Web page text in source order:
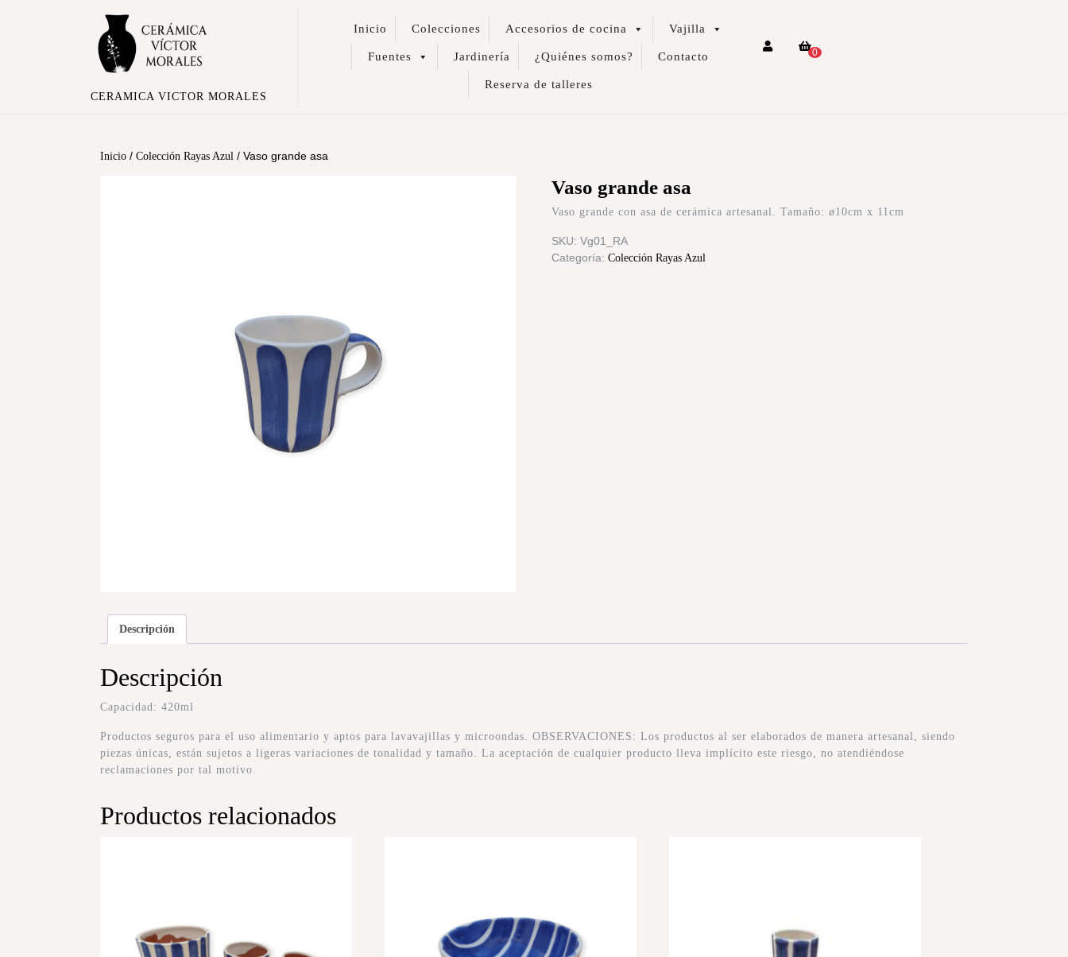
CERAMICA VICTOR MORALES
Inicio Colecciones Accesorios de cocina Vajilla
Fuentes Jardinería ¿Quiénes somos? Contacto
Reserva de talleres
0
Inicio / Colección Rayas Azul / Vaso grande asa
Vaso grande asa
Vaso grande con asa de cerámica artesanal. Tamaño: ø10cm x 11cm
SKU: Vg01_RA
Categoría: Colección Rayas Azul
Descripción
Descripción
Capacidad: 420ml
Productos seguros para el uso alimentario y aptos para lavavajillas y microondas. OBSERVACIONES: Los productos al ser elaborados de manera artesanal, siendo
piezas únicas, están sujetos a ligeras variaciones de tonalidad y tamaño. La aceptación de cualquier producto lleva implícito este riesgo, no atendiéndose
reclamaciones por tal motivo.
Productos relacionados